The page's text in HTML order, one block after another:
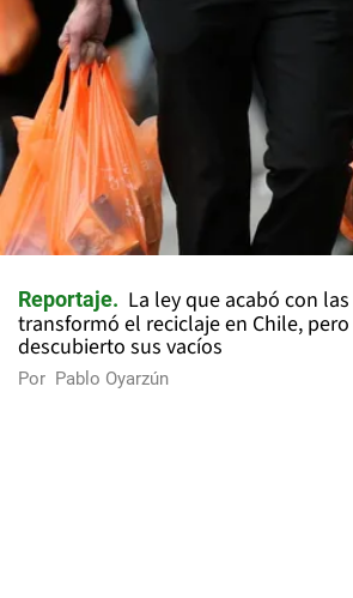
Reportaje
La ley que acabó con
transformó el reciclaje en Chile,
descubierto sus vacíos
Por Pablo Oyarzún